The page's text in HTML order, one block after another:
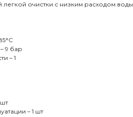
очистки с низким расходом воды
9 бар
– 1
– 1 шт